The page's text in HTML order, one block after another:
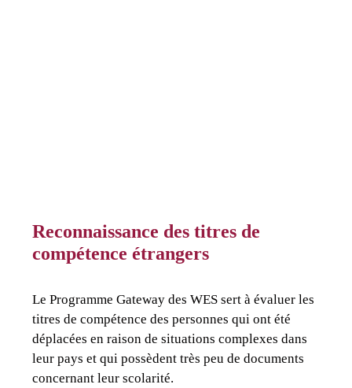
Reconnaissance des titres de
compétence étrangers
Le Programme Gateway des WES sert à évaluer les
titres de compétence des personnes qui ont été
déplacées en raison de situations complexes dans
leur pays et qui possèdent très peu de documents
concernant leur scolarité.